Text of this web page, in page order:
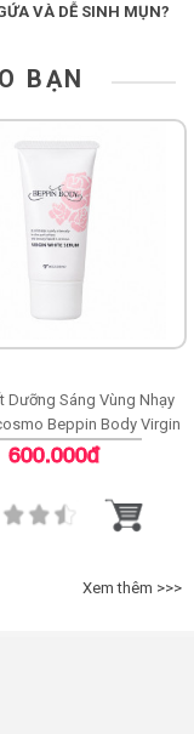
VÀ DỄ SINH MỤN?
BẠN
Dưỡng Sáng Vùng Nhạy
Beppin Body Virgin
White Serum
600.000đ
Xem thêm >>>